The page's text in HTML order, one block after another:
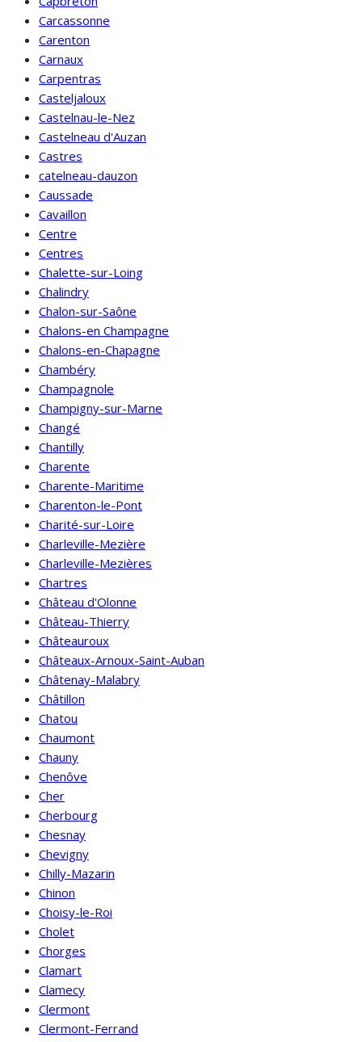
Carcassonne
Carenton
Carnaux
Carpentras
Casteljaloux
Castelnau-le-Nez
Castelneau d'Auzan
Castres
catelneau-dauzon
Caussade
Cavaillon
Centre
Centres
Chalette-sur-Loing
Chalindry
Chalon-sur-Saône
Chalons-en Champagne
Chalons-en-Chapagne
Chambéry
Champagnole
Champigny-sur-Marne
Changé
Chantilly
Charente
Charente-Maritime
Charenton-le-Pont
Charité-sur-Loire
Charleville-Mezière
Charleville-Mezières
Chartres
Château d'Olonne
Château-Thierry
Châteauroux
Châteaux-Arnoux-Saint-Auban
Châtenay-Malabry
Châtillon
Chatou
Chaumont
Chauny
Chenôve
Cher
Cherbourg
Chesnay
Chevigny
Chilly-Mazarin
Chinon
Choisy-le-Roi
Cholet
Chorges
Clamart
Clamecy
Clermont
Clermont-Ferrand